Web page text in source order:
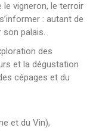
le vigneron, le terroir
: autant de
son palais.
des
et la dégustation
cépages et du
et du Vin),